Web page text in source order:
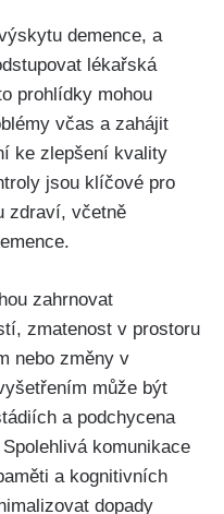
demence, a
lékařská
prohlídky mohou
včas a zahájit
ke zlepšení kvality
jsou klíčové pro
zdraví, včetně
zahrnovat
zmatenost v prostoru
nebo změny v
může být
a podchycena
komunikace
a kognitivních
dopady